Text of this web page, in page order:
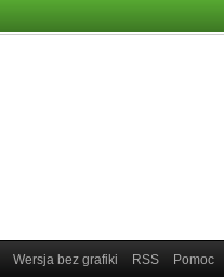
Wersja bez grafiki RSS Pomoc